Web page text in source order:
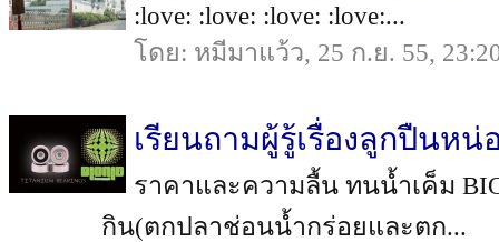
:love: :love: :love: :love:...
โดย: หมีมาแว้ว, 25 ก.ย. 55,
เรียนถามผู้รู้เรื่องลูกปืนหน่
ราคาและความลื้น ทนน้ำเค็ม
กิน(ตกปลาช่อนน้ำกร่อยและตก...